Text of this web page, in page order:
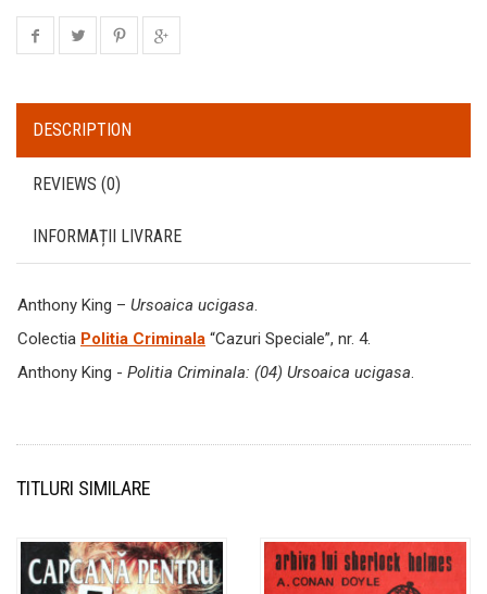
DESCRIPTION
REVIEWS (0)
INFORMAȚII LIVRARE
Anthony King – Ursoaica ucigasa.
Colectia Politia Criminala “Cazuri Speciale”, nr. 4.
Anthony King - Politia Criminala: (04) Ursoaica ucigasa.
TITLURI SIMILARE